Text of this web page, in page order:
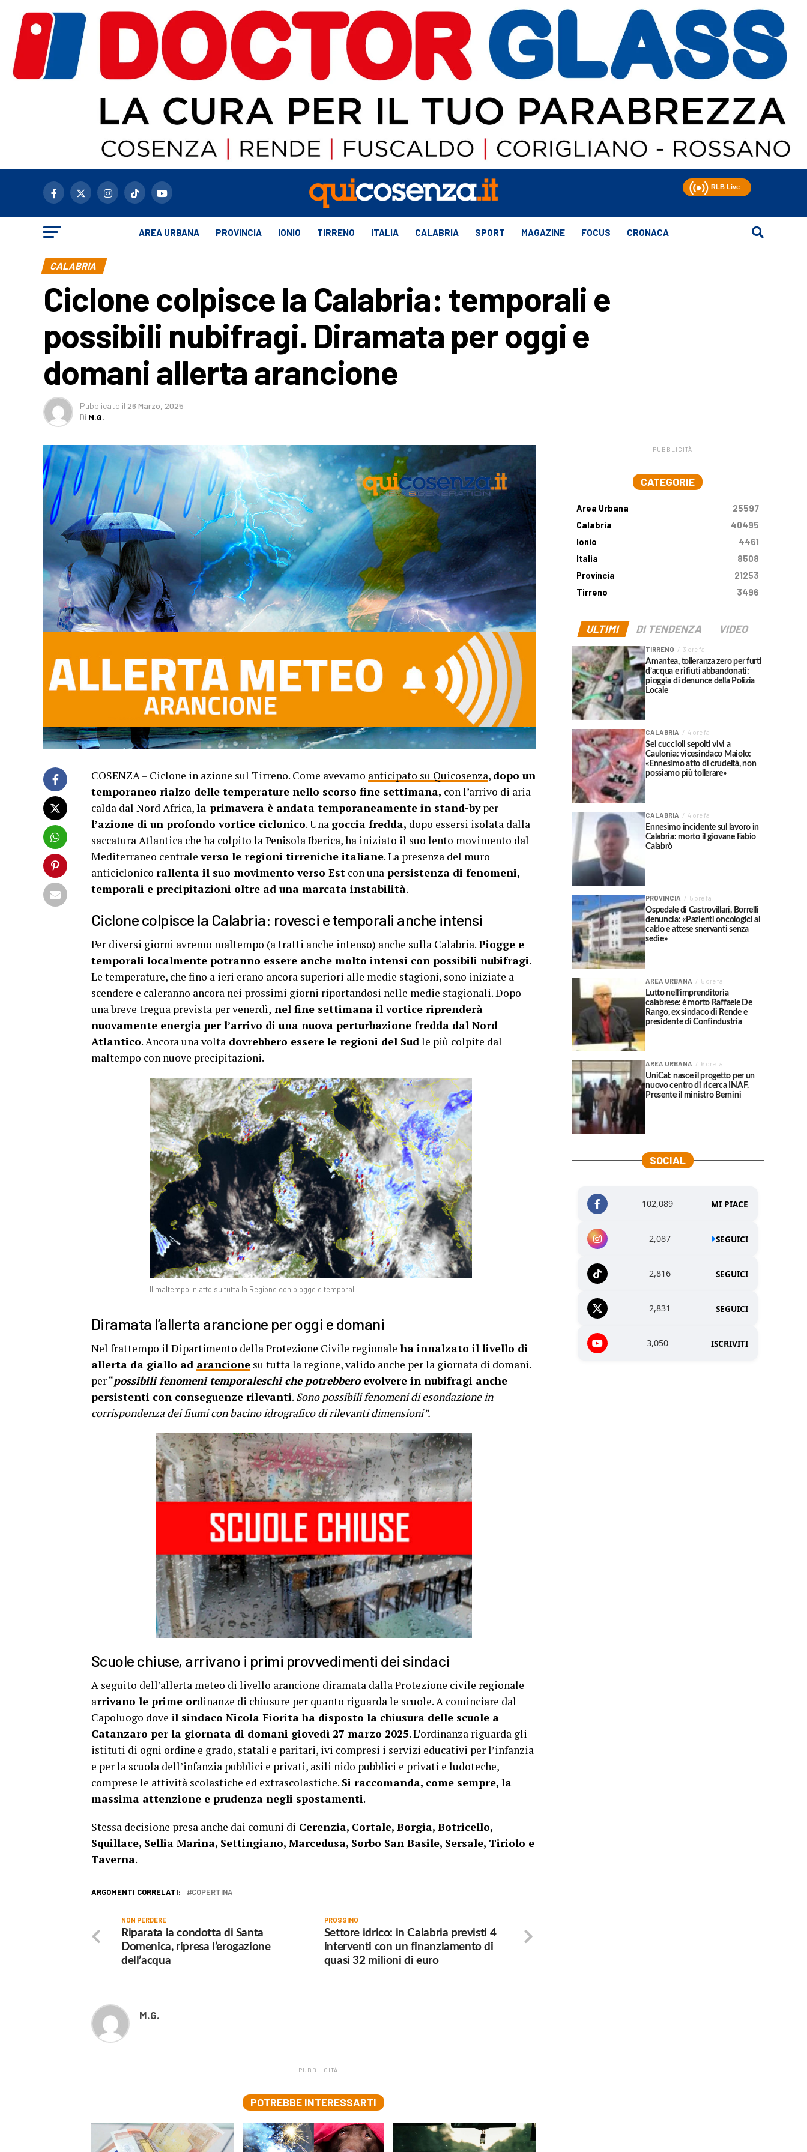
AREA URBANA PROVINCIA IONIO TIRRENO ITALIA CALABRIA SPORT MAGAZINE FOCUS CRONACA
CALABRIA
Ciclone colpisce la Calabria: temporali e
possibili nubifragi. Diramata per oggi e
domani allerta arancione
Pubblicato il 26 Marzo, 2025
Di M.G.
COSENZA – Ciclone in azione sul Tirreno. Come avevamo anticipato su Quicosenza, dopo un
temporaneo rialzo delle temperature nello scorso fine settimana, con l’arrivo di aria
calda dal Nord Africa,la primavera è andata temporaneamente in stand-byper
l’azione di un profondo vortice ciclonico. Una goccia fredda, dopo essersi isolata dalla
saccatura Atlantica che ha colpito la Penisola Iberica, ha iniziato il suo lento movimento dal
Mediterraneo centraleverso le regioni tirreniche italiane. La presenza del muro
anticiclonico rallenta il suo movimento verso Est con una persistenza di fenomeni,
temporali e precipitazioni oltre ad una marcata instabilità.
Ciclone colpisce la Calabria: rovesci e temporali anche intensi
Per diversi giorni avremo maltempo (a tratti anche intenso) anche sulla Calabria.Piogge e
temporali localmente potranno essere anche molto intensi con possibili nubifragi.
Le temperature, che fino a ieri erano ancora superiori alle medie stagioni, sono iniziate a
scendere e caleranno ancora nei prossimi giorni riportandosi nelle medie stagionali. Dopo
una breve tregua prevista per venerdì, nel fine settimana il vortice riprenderà
nuovamente energia per l’arrivo di una nuova perturbazione fredda dal Nord
Atlantico. Ancora una volta dovrebbero essere le regioni del Sudle più colpite dal
maltempo con nuove precipitazioni.
Il maltempo in atto su tutta la Regione con piogge e temporali
Diramata l’allerta arancione per oggi e domani
Nel frattempo il Dipartimento della Protezione Civile regionale ha innalzato il livello di
allerta da giallo ad arancione su tutta la regione, valido anche per la giornata di domani.
per “possibili fenomeni temporaleschi che potrebberoevolvere in nubifragi anche
persistenti con conseguenze rilevanti. Sono possibili fenomeni di esondazione in
corrispondenza dei fiumi con bacino idrografico di rilevanti dimensioni”.
Scuole chiuse, arrivano i primi provvedimenti dei sindaci
A seguito dell’allerta meteo di livello arancione diramata dalla Protezione civile regionale
arrivano le prime ordinanze di chiusure per quanto riguarda le scuole. A cominciare dal
Capoluogo dove il sindaco Nicola Fiorita ha disposto la chiusura delle scuole a
Catanzaro per la giornata di domani giovedì 27 marzo 2025. L’ordinanza riguarda gli
istituti di ogni ordine e grado, statali e paritari, ivi compresi i servizi educativi per l’infanzia
e per la scuola dell’infanzia pubblici e privati, asili nido pubblici e privati e ludoteche,
comprese le attività scolastiche ed extrascolastiche. Si raccomanda, come sempre, la
massima attenzione e prudenza negli spostamenti.
Stessa decisione presa anche dai comuni di Cerenzia, Cortale, Borgia, Botricello,
Squillace, Sellia Marina, Settingiano, Marcedusa, Sorbo San Basile, Sersale, Tiriolo e
Taverna.
ARGOMENTI CORRELATI: COPERTINA
PROSSIMO
Settore idrico: in Calabria previsti 4
interventi con un finanziamento di
quasi 32 milioni di euro
NON PERDERE
Riparata la condotta di Santa
Domenica, ripresa l’erogazione
dell’acqua
M.G.
PUBBLICITÀ
POTREBBE INTERESSARTI
PUBBLICITÀ
CATEGORIE
Area Urbana
25597
Calabria
40495
Ionio
4461
Italia
8508
Provincia
21253
Tirreno
3496
ULTIMI DI TENDENZA VIDEO
TIRRENO 3 ore fa
Amantea, tolleranza zero per furti
d’acqua e rifiuti abbandonati:
pioggia di denunce della Polizia
Locale
CALABRIA 4 ore fa
Sei cuccioli sepolti vivi a
Caulonia: vicesindaco Maiolo:
«Ennesimo atto di crudeltà, non
possiamo più tollerare»
CALABRIA 4 ore fa
Ennesimo incidente sul lavoro in
Calabria: morto il giovane Fabio
Calabrò
PROVINCIA 5 ore fa
Ospedale di Castrovillari, Borrelli
denuncia: «Pazienti oncologici al
caldo e attese snervanti senza
sedie»
AREA URBANA 5 ore fa
Lutto nell’imprenditoria
calabrese: è morto Raffaele De
Rango, ex sindaco di Rende e
presidente di Confindustria
AREA URBANA 6 ore fa
UniCal: nasce il progetto per un
nuovo centro di ricerca INAF.
Presente il ministro Bernini
SOCIAL
102,089 MI PIACE
2,087 SEGUICI
2,816 SEGUICI
2,831 SEGUICI
3,050 ISCRIVITI